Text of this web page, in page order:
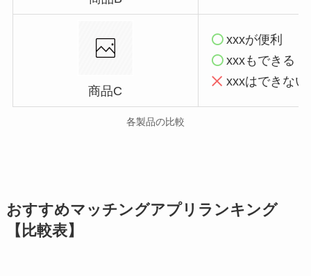
商品C
xxxが便利
xxxもできる
xxxはできない
各製品の比較
おすすめマッチングアプリランキング
【比較表】